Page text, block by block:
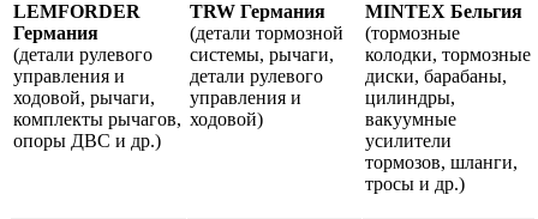
LEMFORDER
Германия
(детали рулевого
управления и
ходовой, рычаги,
комплекты рычагов,
опоры ДВС и др.)
TRW Германия
(детали тормозной
системы, рычаги,
детали рулевого
управления и
ходовой)
MINTEX Бельгия
(тормозные
колодки, тормозные
диски, барабаны,
цилиндры,
вакуумные
усилители
тормозов, шланги,
тросы и др.)